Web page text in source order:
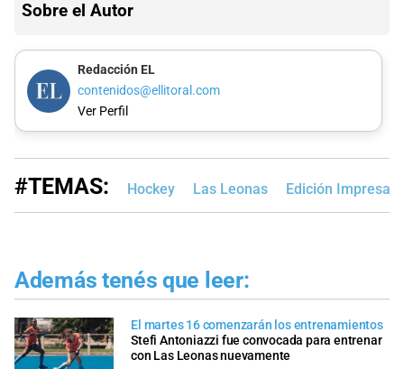
Sobre el Autor
Redacción EL
contenidos@ellitoral.com
Ver Perfil
#TEMAS: Hockey Las Leonas Edición Impresa
Además tenés que leer:
El martes 16 comenzarán los entrenamientos
Stefi Antoniazzi fue convocada para entrenar
con Las Leonas nuevamente